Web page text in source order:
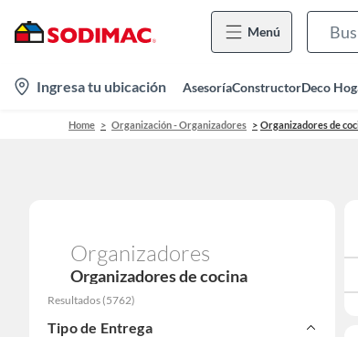
Menú
location-
icon
Ingresa tu ubicación AsesoríaConstructorDeco
Home Organización - Organizadores Organizadores de
Organizadores
Organizadores de cocina
Resultados (5762)
Tipo de Entrega
SINTÉTICA FIERRO